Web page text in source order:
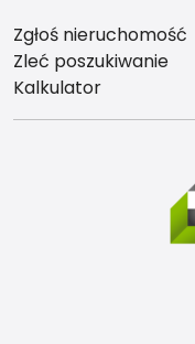
Zgłoś nieruchomość
Zleć poszukiwanie
Kalkulator